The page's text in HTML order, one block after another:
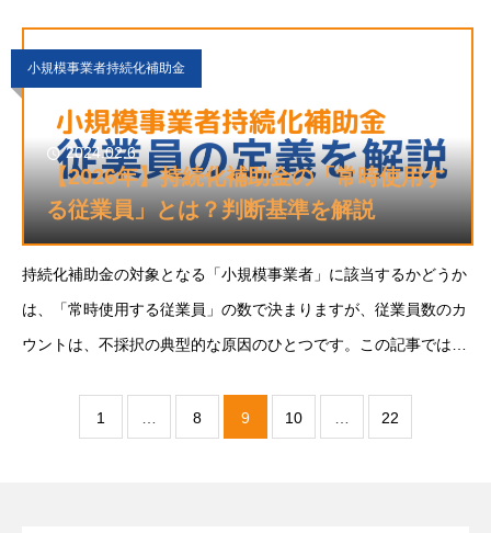
ロボットの購入・導入で使える補助金を、専門
小規模事業者持続化補助金
2024.02.6
【2026年】持続化補助金の「常時使用す
る従業員」とは？判断基準を解説
持続化補助金の対象となる「小規模事業者」に該当するかどうか
は、「常時使用する従業員」の数で決まりますが、従業員数のカ
ウントは、不採択の典型的な原因のひとつです。この記事では、
士の視点で整理します。
1 8 9 10 22